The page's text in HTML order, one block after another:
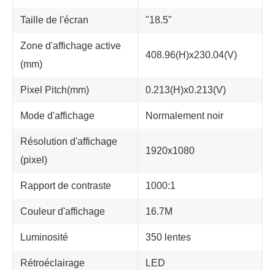
Taille de l'écran "18.5"
Zone d'affichage active
(mm)
408.96(H)x230.04(V)
Pixel Pitch(mm) 0.213(H)x0.213(V)
Mode d'affichage Normalement noir
Résolution d'affichage
(pixel)
1920x1080
Rapport de contraste 1000:1
Couleur d'affichage 16.7M
Luminosité 350 lentes
Rétroéclairage LED